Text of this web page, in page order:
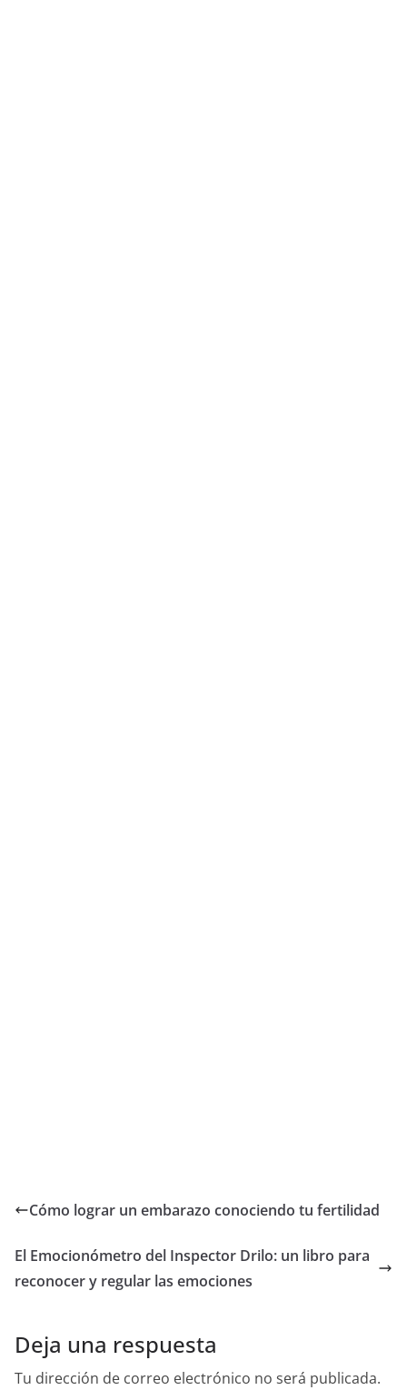
Cómo lograr un embarazo conociendo tu fertilidad
El Emocionómetro del Inspector Drilo: un libro para
reconocer y regular las emociones
Deja una respuesta
Tu dirección de correo electrónico no será publicada.